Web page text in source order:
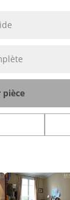
pièce